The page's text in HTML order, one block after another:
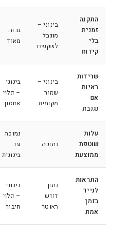
התקנה
זמנית
בלי
קידוח
בינוני –
מוגבל
לשקעים
גבוה
מאוד
שרידות
ראיות
אם
נגנבת
בינוני –
שמור
מקומית
בינוני
– תלוי
אחסון
עלות
שוטפת
ממוצעת
נמוכה
נמוכה
עד
בינונית
התראות
לנייד
בזמן
אמת
נמוך –
דורש
ראוטר
בינוני
– תלוי
חיבור